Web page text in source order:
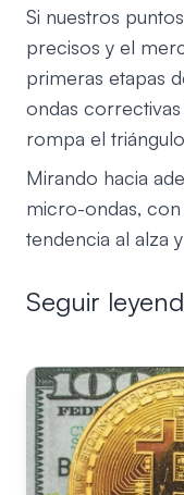
Si nuestros
precisos y el
primeras etapas
ondas correctivas
rompa el
Mirando hacia
micro-ondas,
tendencia al alza
Seguir